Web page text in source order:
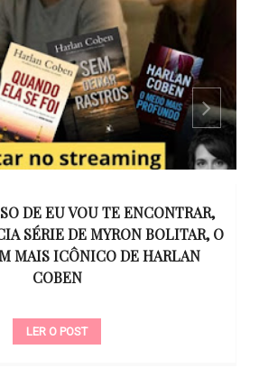
DE EU VOU TE ENCONTRAR,
SÉRIE DE MYRON BOLITAR, O
MAIS ICÔNICO DE HARLAN
COBEN
LER O POST